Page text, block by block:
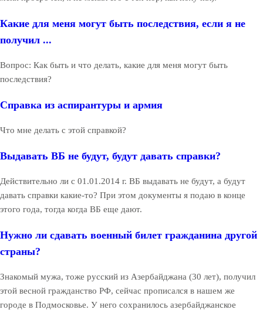
Какие для меня могут быть последствия, если я не
получил ...
Вопрос: Как быть и что делать, какие для меня могут быть
последствия?
Справка из аспирантуры и армия
Что мне делать с этой справкой?
Выдавать ВБ не будут, будут давать справки?
Действительно ли с 01.01.2014 г. ВБ выдавать не будут, а будут
давать справки какие-то? При этом документы я подаю в конце
этого года, тогда когда ВБ еще дают.
Нужно ли сдавать военный билет гражданина другой
страны?
Знакомый мужа, тоже русский из Азербайджана (30 лет), получил
этой весной гражданство РФ, сейчас прописался в нашем же
городе в Подмосковье. У него сохранилось азербайджанское